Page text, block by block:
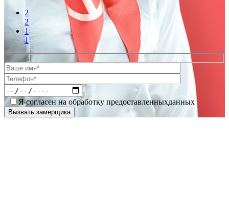
2
2
1
1
Я согласен на обработку предоставленныхданных